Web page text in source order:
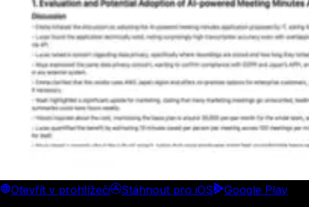
Otevřít v prohlížeči Stáhnout pro iOS Google Play